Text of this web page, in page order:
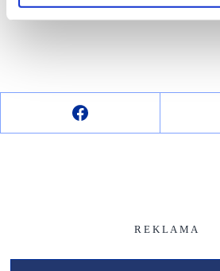
R E K L A M A